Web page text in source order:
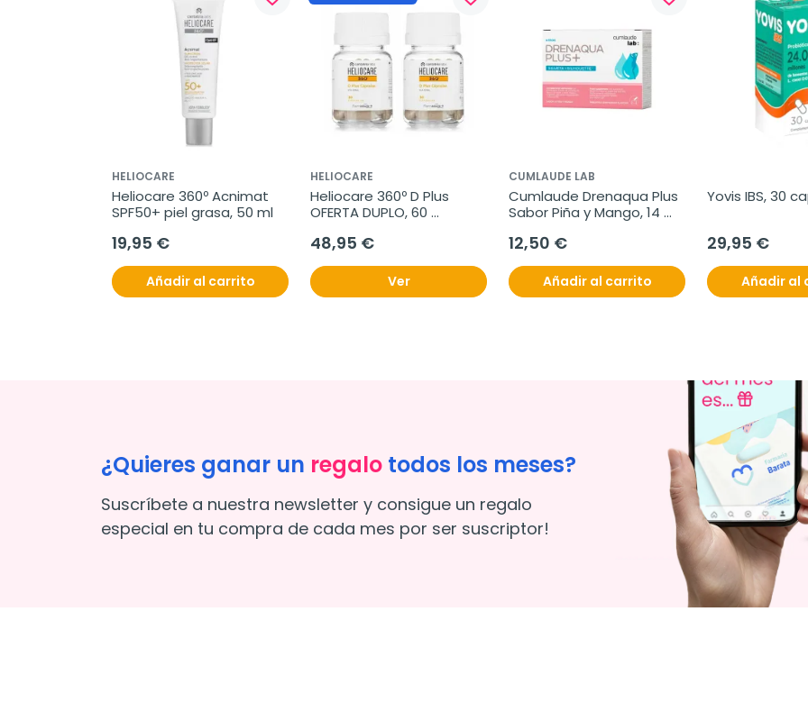
HELIOCARE
Heliocare 360º Acnimat
SPF50+ piel grasa, 50 ml
19,95 €
Añadir al carrito
HELIOCARE
Heliocare 360º D Plus
OFERTA DUPLO, 60
48,95 €
Ver
CUMLAUDE LAB
Cumlaude Drenaqua Plus
Sabor Piña y Mango, 14
12,50 €
Añadir al carrito
Yovis IBS, 30
29,95 €
Añadir al
¿Quieres ganar un regalo todos los meses?
Suscríbete a nuestra newsletter y consigue un regalo
especial en tu compra de cada mes por ser suscriptor!